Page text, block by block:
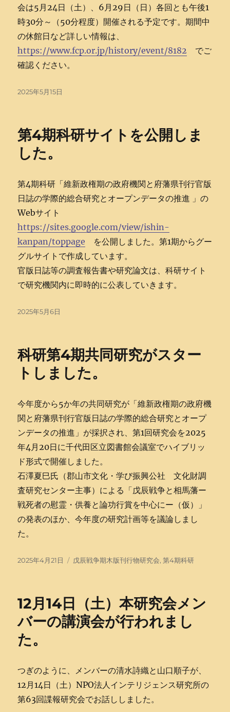
会は5月24日（土）、6月29日（日）各回とも午後1
時30分～（50分程度）開催される予定です。期間中
の休館日など詳しい情報は、
https://www.fcp.or.jp/history/event/8182 でご
確認ください。
投
2025年5月15日
第4期科研サイトを公開しま
した。
第4期科研「維新政権期の政府機関と府藩県刊行官版
日誌の学際的総合研究とオープンデータの推進 」の
Webサイト
https://sites.google.com/view/ishin-
kanpan/toppage を公開しました。第1期からグー
グルサイトで作成しています。
官版日誌等の調査報告書や研究論文は、科研サイト
で研究機関内に即時的に公表していきます。
投
2025年5月6日
科研第4期共同研究がスター
トしました。
今年度から5か年の共同研究が「維新政権期の政府機
関と府藩県刊行官版日誌の学際的総合研究とオープ
ンデータの推進」が採択され、第1回研究会を2025
年4月20日に千代田区立図書館会議室でハイブリッ
ド形式で開催しました。
石澤夏巳氏（郡山市文化・学び振興公社 文化財調
査研究センター主事）による「戊辰戦争と相馬藩ー
戦死者の慰霊・供養と論功行賞を中心にー（仮）」
の発表のほか、今年度の研究計画等を議論しまし
た。
投
2025年4月21日
タ
戊辰戦争期木版刊行物研究会,第4期科研
12月14日（土）本研究会メン
バーの講演会が行われまし
た。
つぎのように、メンバーの清水詩織と山口順子が、
12月14日（土）NPO法人インテリジェンス研究所の
第63回諜報研究会でお話ししました。